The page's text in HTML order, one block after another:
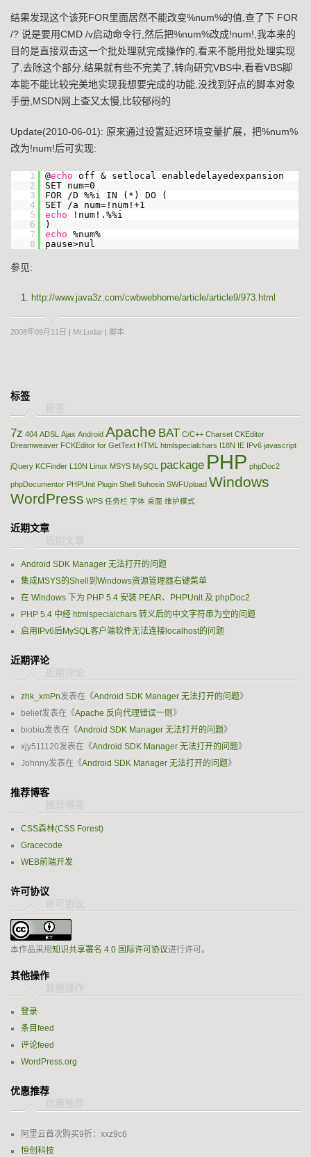
结果发现这个该死FOR里面居然不能改变%num%的值,查了下 FOR
/? 说是要用CMD /v启动命令行,然后把%num%改成!num!,我本来的
目的是直接双击这一个批处理就完成操作的,看来不能用批处理实现
了,去除这个部分,结果就有些不完美了,转向研究VBS中,看看VBS脚
本能不能比较完美地实现我想要完成的功能,没找到好点的脚本对象
手册,MSDN网上查又太慢,比较郁闷的
Update(2010-06-01): 原来通过设置延迟环境变量扩展，把%num%
改为!num!后可实现:
1 @echo off & setlocal enabledelayedexpansion
2
SET num=0
3
FOR /D %%i IN (*) DO (
4
SET /a num=!num!+1
5
echo
!num!.%%i
6
)
7
echo %num%
8
pause>nul
参见:
http://www.java3z.com/cwbwebhome/article/article9/973.html
2008年09月11日 | Mr.Lodar | 脚本
标签
7z 404 ADSL Ajax Android Apache BAT C/C++ Charset CKEditor
Dreamweaver FCKEditor for GetText HTML htmlspecialchars I18N IE IPv6 javascript
jQuery KCFinder L10N Linux MSYS MySQL package PHP phpDoc2
phpDocumentor PHPUnit Plugin Shell Suhosin SWFUpload Windows
WordPress WPS 任务栏 字体 桌面 维护模式
近期文章
Android SDK Manager 无法打开的问题
集成MSYS的Shell到Windows资源管理器右键菜单
在 Windows 下为 PHP 5.4 安装 PEAR、PHPUnit 及 phpDoc2
PHP 5.4 中经 htmlspecialchars 转义后的中文字符串为空的问题
启用IPv6后MySQL客户端软件无法连接localhost的问题
近期评论
zhk_xmPn发表在《Android SDK Manager 无法打开的问题》
belief发表在《Apache 反向代理错误一则 》
biobiu发表在《Android SDK Manager 无法打开的问题》
xjy511120发表在《Android SDK Manager 无法打开的问题》
Johnny发表在《Android SDK Manager 无法打开的问题》
推荐博客
CSS森林(CSS Forest)
Gracecode
WEB前端开发
许可协议
本作品采用知识共享署名 4.0 国际许可协议进行许可。
其他操作
登录
条目feed
评论feed
WordPress.org
优惠推荐
阿里云首次购买9折：xxz9c6
恒创科技